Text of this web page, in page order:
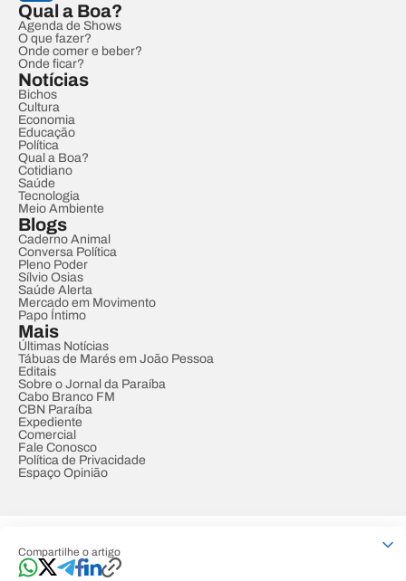
Compartilhe o artigo
Qual a Boa?
Agenda de Shows
O que fazer?
Onde comer e beber?
Onde ficar?
Notícias
Bichos
Cultura
Economia
Educação
Política
Qual a Boa?
Cotidiano
Saúde
Tecnologia
Meio Ambiente
Blogs
Caderno Animal
Conversa Política
Pleno Poder
Sílvio Osias
Saúde Alerta
Mercado em Movimento
Papo Íntimo
Mais
Últimas Notícias
Tábuas de Marés em João Pessoa
Editais
Sobre o Jornal da Paraíba
Cabo Branco FM
CBN Paraíba
Expediente
Comercial
Fale Conosco
Política de Privacidade
Espaço Opinião
Developed by Designed by